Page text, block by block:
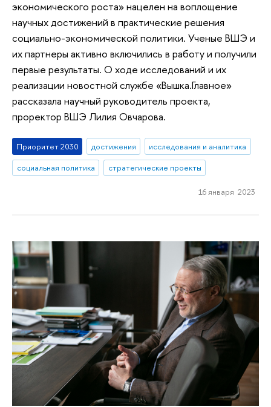
экономического роста» нацелен на воплощение
научных достижений в практические решения
социально-экономической политики. Ученые ВШЭ и
их партнеры активно включились в работу и получили
первые результаты. О ходе исследований и их
реализации новостной службе «Вышка.Главное»
рассказала научный руководитель проекта,
проректор ВШЭ Лилия Овчарова.
Приоритет 2030 достижения
исследования и аналитика
социальная политика
стратегические проекты
16 января 2023